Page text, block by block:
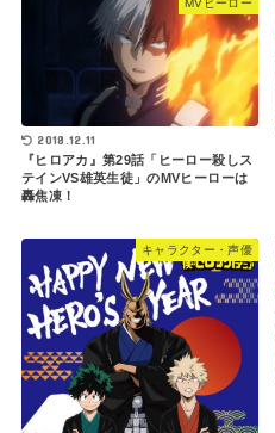
MVヒーロー
2018.12.11
『ヒロアカ』第29話「ヒーロー殺しス
テインVS雄英生徒」のMVヒーローは
轟焦凍！
キャラクター・声優